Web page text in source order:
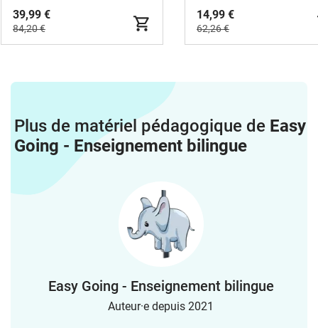
(Sorglospaket / bundle)
39,99 €
84,20 €
14,99 €
62,26 €
Plus de matériel pédagogique de Easy
Going - Enseignement bilingue
Easy Going - Enseignement bilingue
Auteur·e depuis 2021